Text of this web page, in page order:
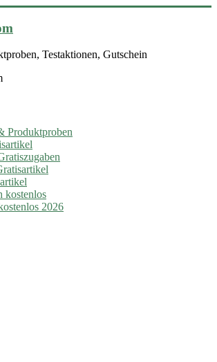
Testaktionen, Gutschein
Produktproben
kostenlos
2026